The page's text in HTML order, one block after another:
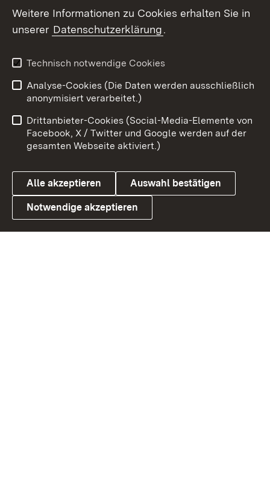
Social Wall
X / Twitter
Youtube
Link zum Landesportal
Benutzungshinweise
Barrierefreiheit
Datenschutz
Cookies
Weitere Informationen zu Cookies erhalten Sie in
unserer Datenschutzerklärung.
Technisch notwendige Cookies
Analyse-Cookies (Die Daten werden ausschließlich
anonymisiert verarbeitet.)
Drittanbieter-Cookies (Social-Media-Elemente von
Facebook, X / Twitter und Google werden auf der
gesamten Webseite aktiviert.)
Alle akzeptieren Auswahl bestätigen
Notwendige akzeptieren